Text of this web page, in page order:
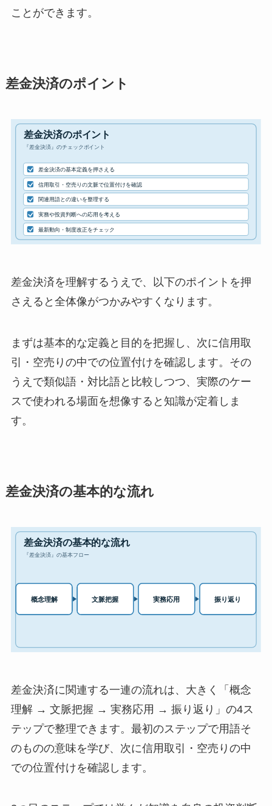
ことができます。
差金決済のポイント
差金決済を理解するうえで、以下のポイントを押
さえると全体像がつかみやすくなります。
まずは基本的な定義と目的を把握し、次に信用取
引・空売りの中での位置付けを確認します。その
うえで類似語・対比語と比較しつつ、実際のケー
スで使われる場面を想像すると知識が定着しま
す。
差金決済の基本的な流れ
差金決済に関連する一連の流れは、大きく「概念
理解 → 文脈把握 → 実務応用 → 振り返り」の4ス
テップで整理できます。最初のステップで用語そ
のものの意味を学び、次に信用取引・空売りの中
での位置付けを確認します。